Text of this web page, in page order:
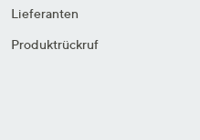
Lieferanten
Produktrückruf